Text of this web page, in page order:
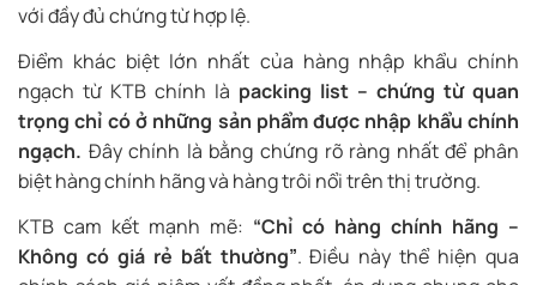
với đầy đủ chứng từ hợp lệ.
Điểm khác biệt lớn nhất của hàng nhập khẩu chính
ngạch từ KTB chính là packing list – chứng từ quan
trọng chỉ có ở những sản phẩm được nhập khẩu chính
ngạch. Đây chính là bằng chứng rõ ràng nhất để phân
biệt hàng chính hãng và hàng trôi nổi trên thị trường.
KTB cam kết mạnh mẽ: “Chỉ có hàng chính hãng –
Không có giá rẻ bất thường”. Điều này thể hiện qua